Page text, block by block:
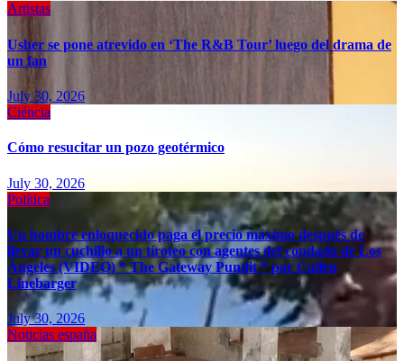
Artistas
Usher se pone atrevido en ‘The R&B Tour’ luego del drama de
un fan
July 30, 2026
Ciéncia
Cómo resucitar un pozo geotérmico
July 30, 2026
Política
Un hombre enloquecido paga el precio máximo después de
llevar un cuchillo a un tiroteo con agentes del condado de Los
Ángeles (VIDEO) * The Gateway Pundit * por Cullen
Linebarger
July 30, 2026
Noticias españa